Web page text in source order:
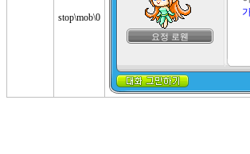
stop\mob\0
요정 로웬